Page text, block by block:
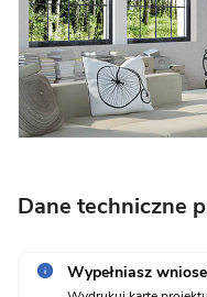
Dane techniczne
Wypełniasz